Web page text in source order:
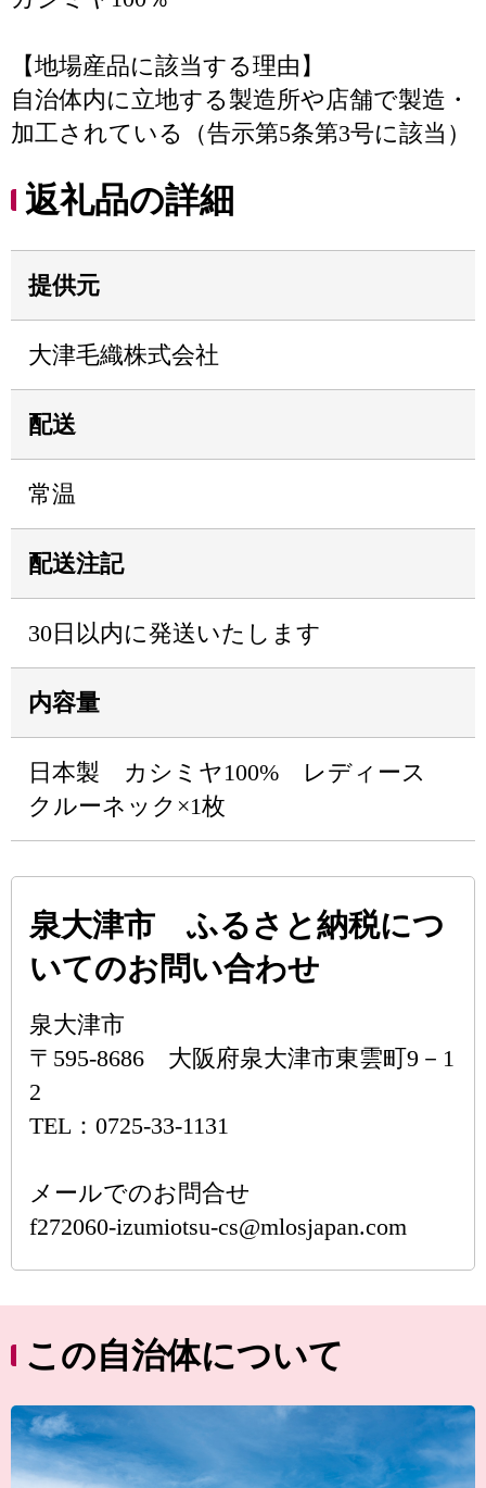
【地場産品に該当する理由】
自治体内に立地する製造所や店舗で製造・
加工されている（告示第5条第3号に該当）
返礼品の詳細
提供元
大津毛織株式会社
配送
常温
配送注記
30日以内に発送いたします
内容量
日本製 カシミヤ100% レディース
クルーネック×1枚
泉大津市 ふるさと納税につ
いてのお問い合わせ
泉大津市
〒595-8686 大阪府泉大津市東雲町9－1
2
TEL：0725-33-1131
メールでのお問合せ
f272060-izumiotsu-cs@mlosjapan.com
この自治体について